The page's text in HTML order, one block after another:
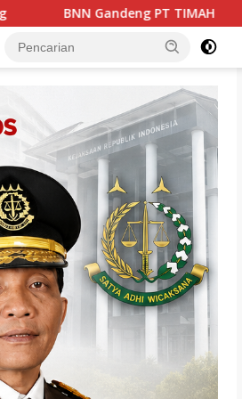
Pencegahan Narkoba di